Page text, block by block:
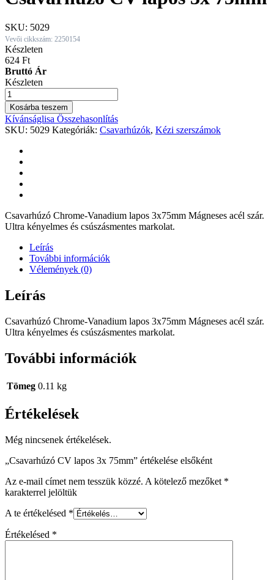
SKU: 5029
Vevői cikkszám: 2250154
Készleten
624 Ft
Bruttó Ár
Készleten
Csavarhúzó
CV
lapos
3x
75mm
quantity
Kosárba teszem
Kívánságlisa Összehasonlítás
SKU: 5029 Kategóriák: Csavarhúzók, Kézi szerszámok
Csavarhúzó Chrome-Vanadium lapos 3x75mm Mágneses acél szár.
Ultra kényelmes és csúszásmentes markolat.
Leírás
További információk
Vélemények (0)
Leírás
Csavarhúzó Chrome-Vanadium lapos 3x75mm Mágneses acél szár.
Ultra kényelmes és csúszásmentes markolat.
További információk
Tömeg 0.11 kg
Értékelések
Még nincsenek értékelések.
„Csavarhúzó CV lapos 3x 75mm” értékelése elsőként
Az e-mail címet nem tesszük közzé. A kötelező mezőket *
karakterrel jelöltük
A te értékelésed *
Értékelésed *